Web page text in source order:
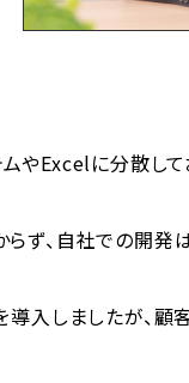
やExcelに分散し
、自社での開発
入しましたが、